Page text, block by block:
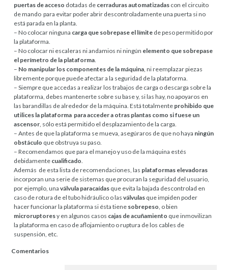
puertas de acceso dotadas de cerradurasautomatizadas con el circuito
de mando para evitar poder abrir descontroladamente una puerta si no
está parada en la planta.
– No colocar ninguna carga que sobrepase el límite de peso permitido por
la plataforma.
– No colocar ni escaleras ni andamios ni ningún elemento que sobrepase
el perímetro de la plataforma.
– No manipular los componentes de la máquina, ni reemplazar piezas
libremente porque puede afectar a la seguridad de la plataforma.
– Siempre que accedas a realizar los trabajos de carga o descarga sobre la
plataforma, debes mantenerte sobre su base y, si las hay, no apoyaros en
las barandillas de alrededor de la máquina. Está totalmente prohibido que
utilices la plataforma para acceder a otras plantas como si fuese un
ascensor, sólo está permitido el desplazamiento de la carga.
– Antes de que la plataforma se mueva, asegúraros de que no haya ningún
obstáculo que obstruya su paso.
– Recomendamos que para el manejo y uso de la máquina estés
debidamente cualificado.
Además de esta lista de recomendaciones, las plataformas elevadoras
incorporan una serie de sistemas que procuran la seguridad del usuario,
por ejemplo, unaválvula paracaídas que evita la bajada descontrolad en
caso de rotura de el tubo hidráulico o lasválvulas que impiden poder
hacer funcionar la plataforma si ésta tiene sobrepeso, o bien
microruptoresy en algunos casos cajas de acuñamiento que inmovilizan
la plataforma en caso de aflojamiento o ruptura de los cables de
suspensión, etc.
Comentarios